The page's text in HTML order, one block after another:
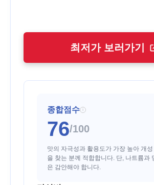
최저가 보러가기
종합점수 i
76/100
맛의 자극성과 활용도가 가장 높아 개
을 찾는 분께 적합합니다. 단, 나트륨과
은 감안해야 합니다.